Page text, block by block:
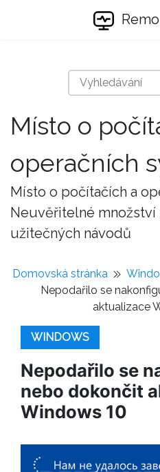
Místo o
operačních
Místo o počítačích a
Neuvěřitelné množství
užitečných návodů
Domovská stránka
Nepodařilo se
aktualizace
WINDOWS
Nepodařilo se
nebo dokončit
Windows 10